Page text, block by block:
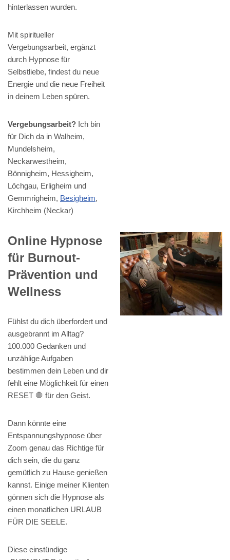
hinterlassen wurden.
Mit spiritueller
Vergebungsarbeit, ergänzt
durch Hypnose für
Selbstliebe, findest du neue
Energie und die neue Freiheit
in deinem Leben spüren.
Vergebungsarbeit? Ich bin
für Dich da in Walheim,
Mundelsheim,
Neckarwestheim,
Bönnigheim, Hessigheim,
Löchgau, Erligheim und
Gemmrigheim, Besigheim,
Kirchheim (Neckar)
Online Hypnose
für Burnout-
Prävention und
Wellness
Fühlst du dich überfordert und
ausgebrannt im Alltag?
100.000 Gedanken und
unzählige Aufgaben
bestimmen dein Leben und dir
fehlt eine Möglichkeit für einen
RESET 🛑 für den Geist.
Dann könnte eine
Entspannungshypnose über
Zoom genau das Richtige für
dich sein, die du ganz
gemütlich zu Hause genießen
kannst. Einige meiner Klienten
gönnen sich die Hypnose als
einen monatlichen URLAUB
FÜR DIE SEELE.
Diese einstündige